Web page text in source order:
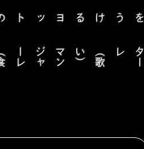
）
マ
ン
ジ
ャ
ー
レ
（
食
べ